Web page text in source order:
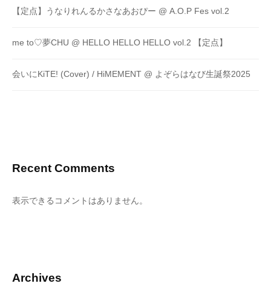
【定点】うなりれんるかさなあおぴー @ A.O.P Fes vol.2
me to♡夢CHU @ HELLO HELLO HELLO vol.2 【定点】
会いにKiTE! (Cover) / HiMEMENT @ よぞらはなび生誕祭2025
Recent Comments
表示できるコメントはありません。
Archives